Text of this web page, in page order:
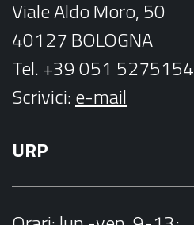
Viale Aldo Moro, 50
40127 BOLOGNA
Tel. +39 051 5275154
Scrivici:e-mail
URP